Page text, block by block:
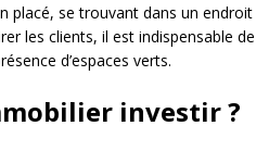
placé, se trouvant dans un
les clients, il est indispensable
d’espaces verts.
investir ?